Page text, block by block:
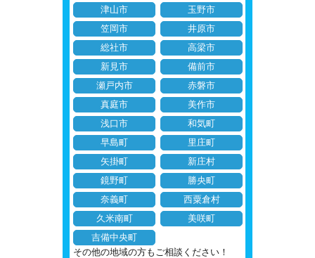
津山市
玉野市
笠岡市
井原市
総社市
高梁市
新見市
備前市
瀬戸内市
赤磐市
真庭市
美作市
浅口市
和気町
早島町
里庄町
矢掛町
新庄村
鏡野町
勝央町
奈義町
西粟倉村
久米南町
美咲町
吉備中央町
その他の地域の方もご相談ください！